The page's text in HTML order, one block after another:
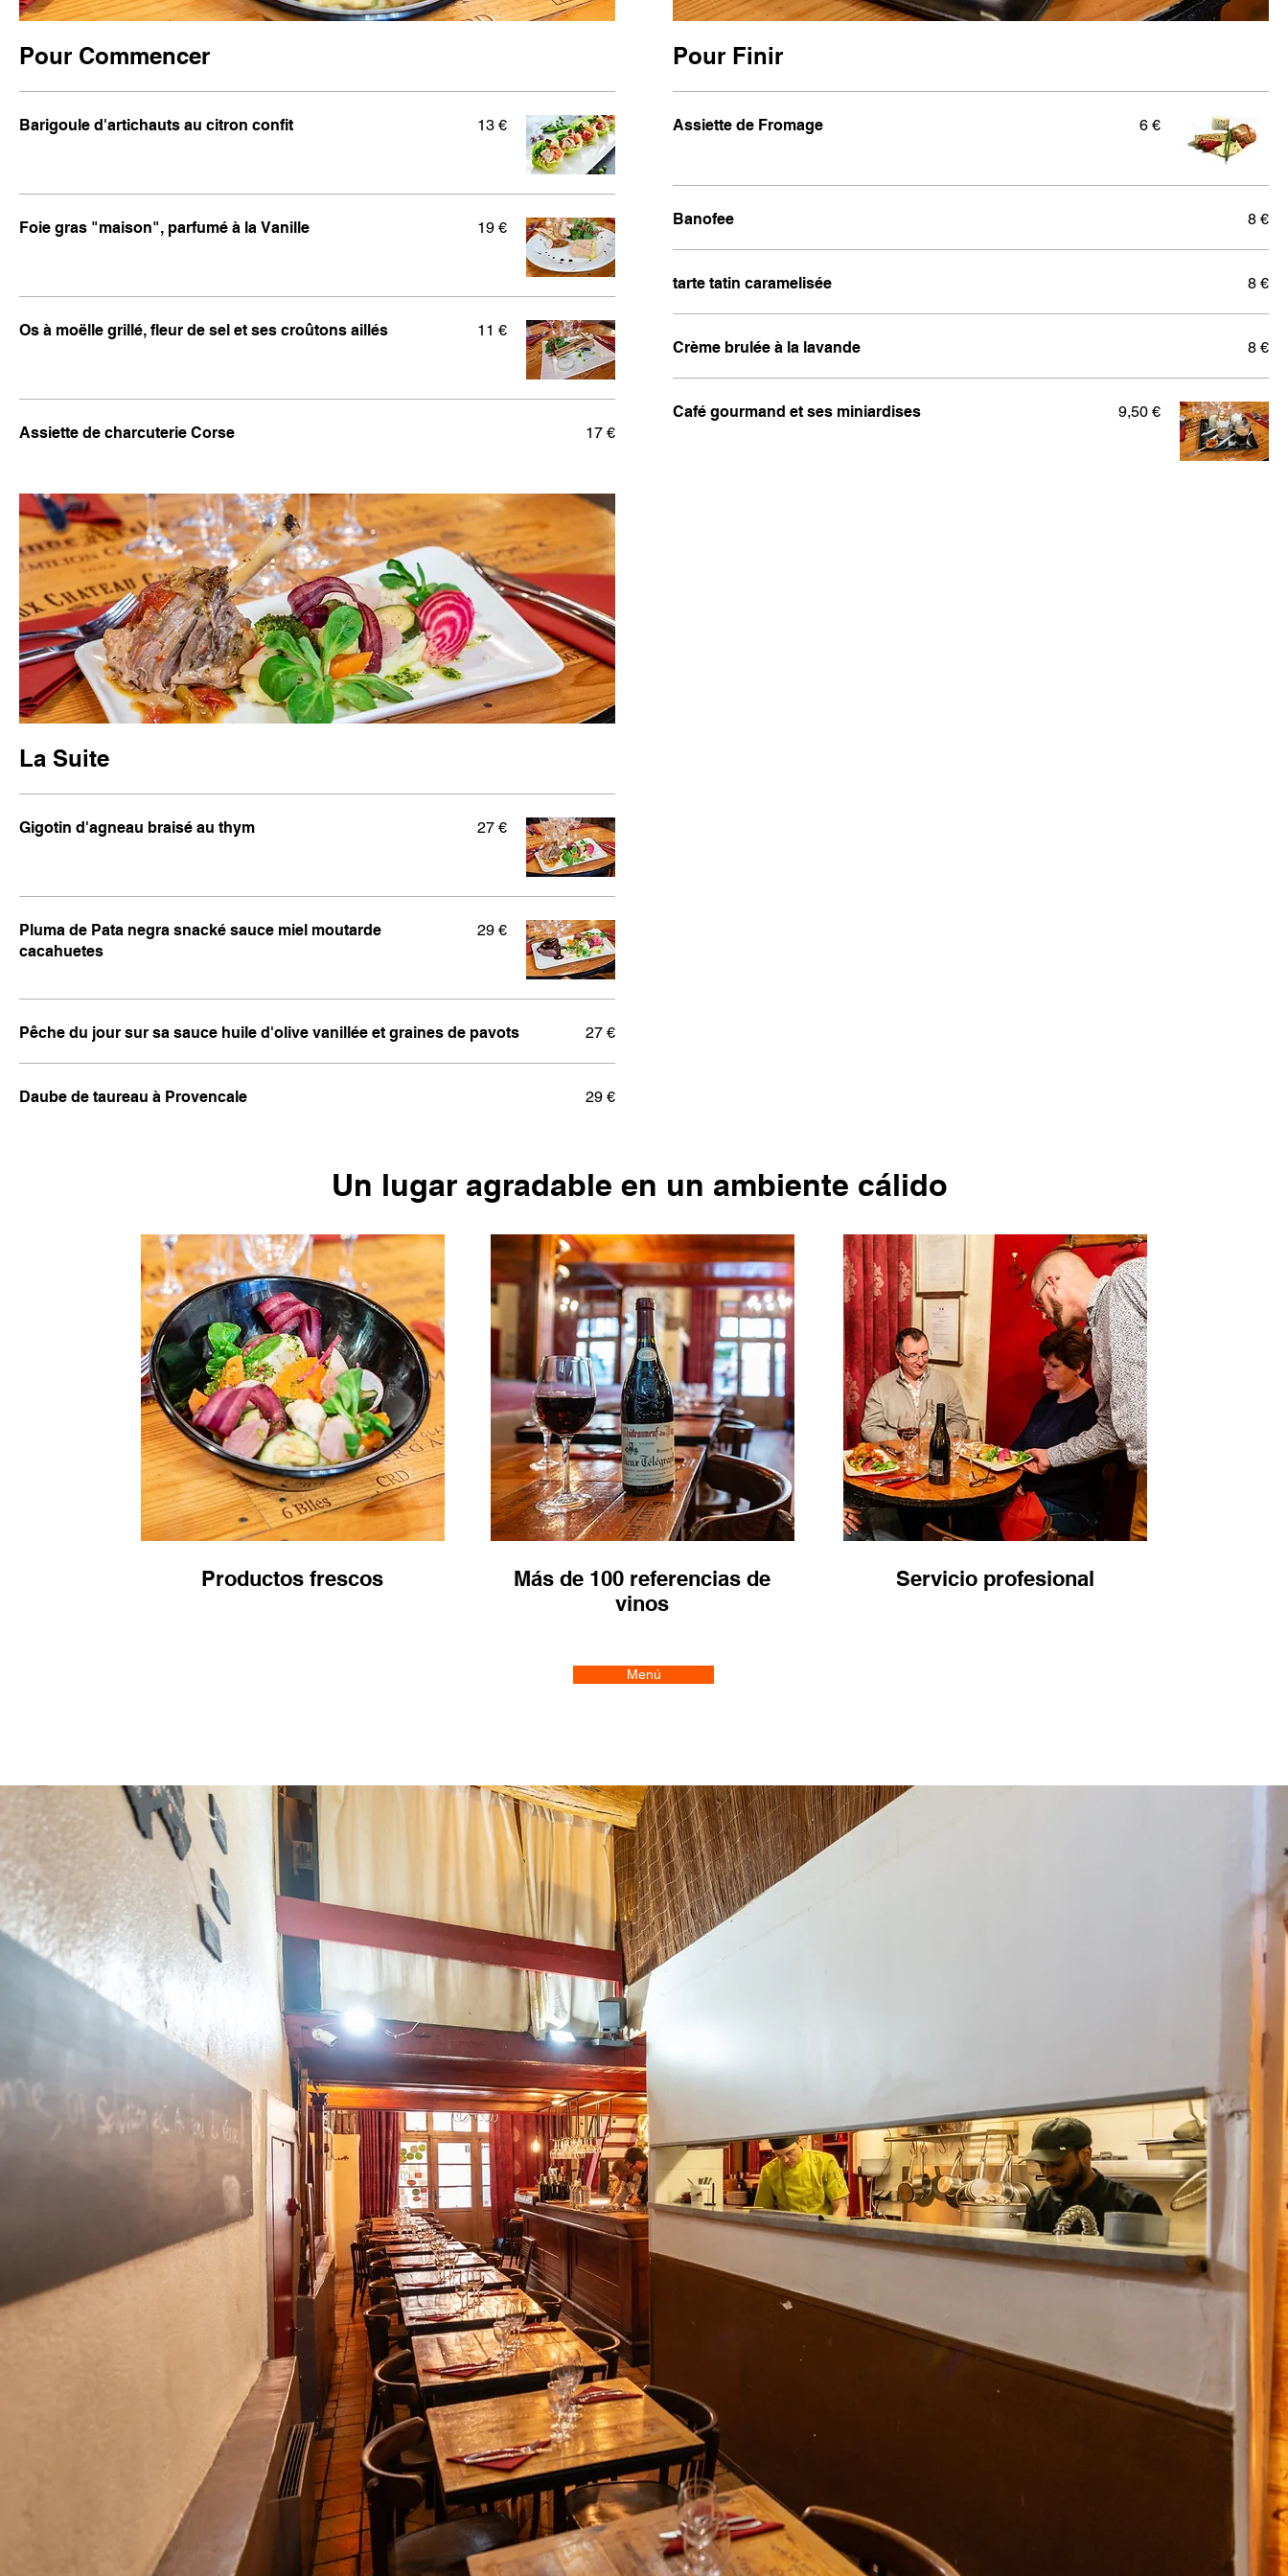
Pour Commencer
Barigoule d'artichauts au citron confit 13 €
Foie gras "maison", parfumé à la Vanille 19 €
Os à moëlle grillé, fleur de sel et ses croûtons aillés 11 €
Assiette de charcuterie Corse 17 €
La Suite
Gigotin d'agneau braisé au thym 27 €
Pluma de Pata negra snacké sauce miel moutarde
cacahuetes
29 €
Pêche du jour sur sa sauce huile d'olive vanillée et graines de pavots 27 €
Daube de taureau à Provencale 29 €
Pour Finir
Assiette de Fromage 6 €
Banofee 8 €
tarte tatin caramelisée 8 €
Crème brulée à la lavande 8 €
Café gourmand et ses miniardises 9,50 €
Un lugar agradable en un ambiente cálido
Productos frescos
Más de 100 referencias de
vinos
Servicio profesional
Menú